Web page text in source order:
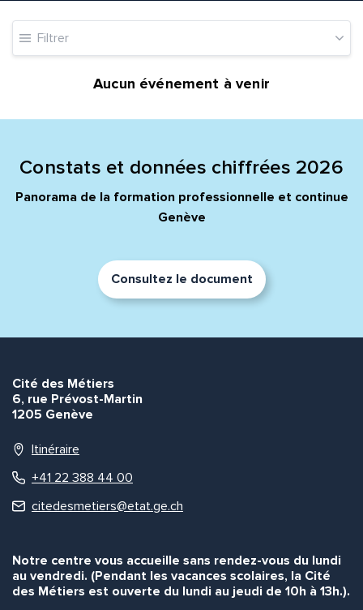
Filtrer
Aucun événement à venir
Constats et données chiffrées 2026
Panorama de la formation professionnelle et continue
Genève
Consultez le document
Cité des Métiers
6, rue Prévost-Martin
1205 Genève
Itinéraire
+41 22 388 44 00
citedesmetiers@etat.ge.ch
Notre centre vous accueille sans rendez-vous du lundi
au vendredi. (Pendant les vacances scolaires, la Cité
des Métiers est ouverte du lundi au jeudi de 10h à 13h.).
Message*
Commentaire*